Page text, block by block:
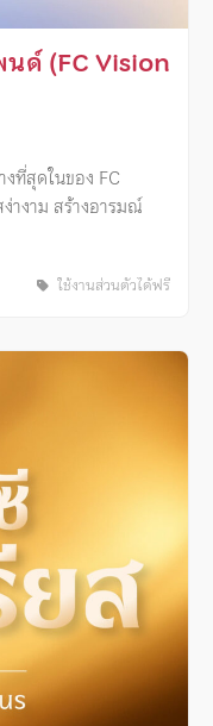
นด์ (FC Vision
ที่สุดในของ FC
างาม สร้างอารมณ์
ใช้งานส่วนตัวได้ฟรี